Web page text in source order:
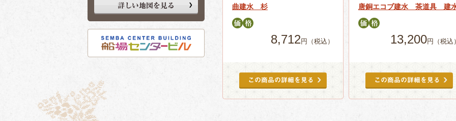
曲建水 杉
8,712円（税込）
唐銅エコブ建水 茶道具 建
13,200円（税込